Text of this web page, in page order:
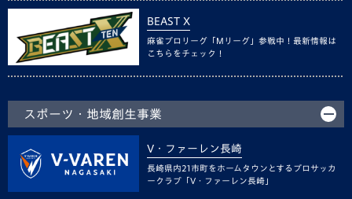
BEAST X
麻雀プロリーグ「Mリーグ」参戦中！最新情報は
こちらをチェック！
スポーツ・地域創生事業
V・ファーレン長崎
長崎県内21市町をホームタウンとするプロサッカ
ークラブ「V・ファーレン長崎」